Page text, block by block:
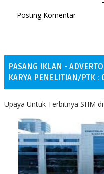
Posting Komentar
PASANG IKLAN -
KARYA PENELITIAN/PTK
Upaya Untuk Terbitnya SHM